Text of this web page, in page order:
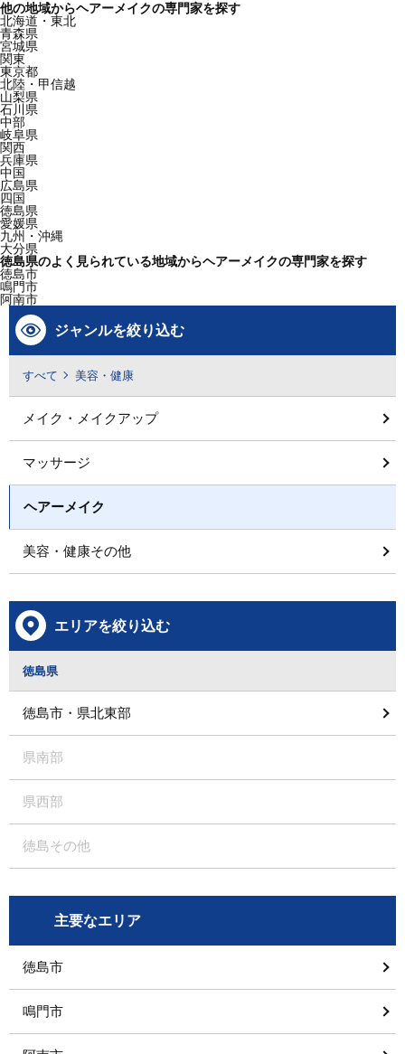
他の地域からヘアーメイクの専門家を探す
北海道・東北
青森県
宮城県
関東
東京都
北陸・甲信越
山梨県
石川県
中部
岐阜県
関西
兵庫県
中国
広島県
四国
徳島県
愛媛県
九州・沖縄
大分県
徳島県のよく見られている地域からヘアーメイクの専門家を探す
徳島市
鳴門市
阿南市
ジャンルを絞り込む
すべて 美容・健康
メイク・メイクアップ
マッサージ
ヘアーメイク
美容・健康その他
エリアを絞り込む
徳島県
徳島市・県北東部
県南部
県西部
徳島その他
主要なエリア
徳島市
鳴門市